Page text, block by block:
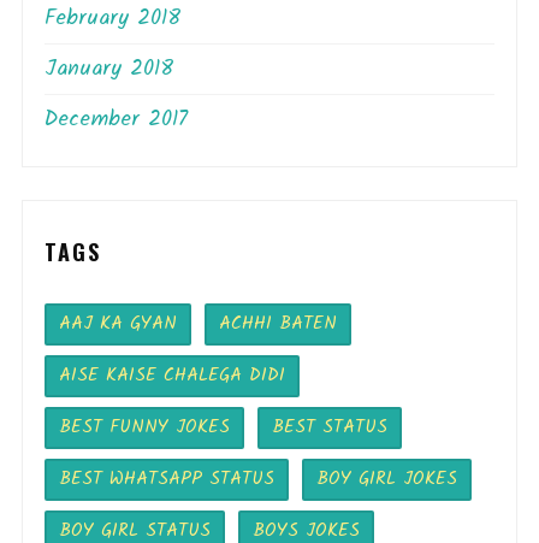
February 2018
January 2018
December 2017
TAGS
AAJ KA GYAN
ACHHI BATEN
AISE KAISE CHALEGA DIDI
BEST FUNNY JOKES
BEST STATUS
BEST WHATSAPP STATUS
BOY GIRL JOKES
BOY GIRL STATUS
BOYS JOKES